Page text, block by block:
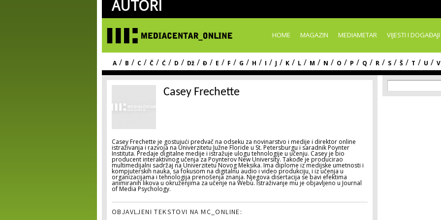
content
AUTORI
HOME MAGAZIN MEDIAMETAR VIJESTI I DOGAĐAJI
A / B / C / Č / Ć / D / Dž / Đ / E / F / G / H / I / J / K / L / M / N / O / P / Q / R / S / Š / T / U / V
Casey Frechette
Casey Frechette je gostujući predvač na odseku za novinarstvo i medije i direktor online
istraživanja i razvoja na Univerzitetu Južne Floride u St. Petersburgu i saradnik Poynter
Instituta. Predaje digitalne medije i istražuje ulogu tehnologije u učenju. Casey je bio
producent interaktivnog učenja za Poynterov New University. Takođe je producirao
multimedijalni sadržaj na Univerzitetu Novog Meksika. Ima diplome iz medijske umetnosti i
kompjuterskih nauka, sa fokusom na digitalnu audio i video produkciju, i iz učenja u
organizacijama i tehnologija prenošenja znanja. Njegova disertacija se bavi efektima
animiranih likova u okruženjima za učenje na Webu. Istraživanje mu je objavljeno u Journal
of Media Psychology.
OBJAVLJENI TEKSTOVI NA MC_ONLINE:
Search
Search